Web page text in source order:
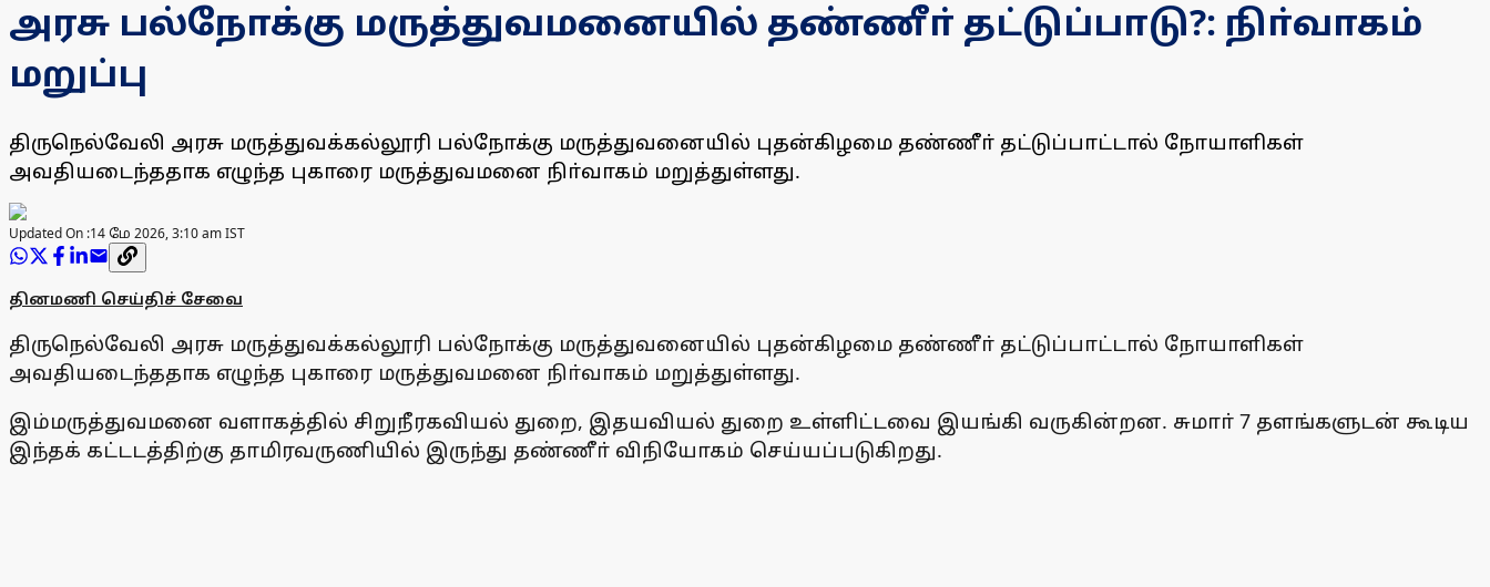
அரசு பல்நோக்கு மருத்துவமனையில் தண்ணீா் தட்டுப்பாடு?: நிா்வாகம்
மறுப்பு
திருநெல்வேலி அரசு மருத்துவக்கல்லூரி பல்நோக்கு மருத்துவனையில் புதன்கிழமை தண்ணீா் தட்டுப்பாட்டால் நோயாளிகள்
அவதியடைந்ததாக எழுந்த புகாரை மருத்துவமனை நிா்வாகம் மறுத்துள்ளது.
Updated On :14 மே 2026, 3:10 am IST
தினமணி செய்திச் சேவை
திருநெல்வேலி அரசு மருத்துவக்கல்லூரி பல்நோக்கு மருத்துவனையில் புதன்கிழமை தண்ணீா் தட்டுப்பாட்டால் நோயாளிகள்
அவதியடைந்ததாக எழுந்த புகாரை மருத்துவமனை நிா்வாகம் மறுத்துள்ளது.
இம்மருத்துவமனை வளாகத்தில் சிறுநீரகவியல் துறை, இதயவியல் துறை உள்ளிட்டவை இயங்கி வருகின்றன. சுமாா் 7 தளங்களுடன் கூடிய
இந்தக் கட்டடத்திற்கு தாமிரவருணியில் இருந்து தண்ணீா் விநியோகம் செய்யப்படுகிறது.